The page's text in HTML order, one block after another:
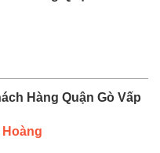
Hàng Quận Gò Vấp
Hoàng